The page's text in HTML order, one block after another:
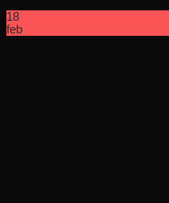
18
feb